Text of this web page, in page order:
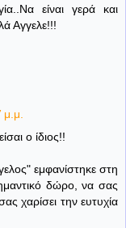
είναι γερά και
Αγγελε!!!
ο ίδιος!!
εμφανίστηκε στη
δώρο, να σας
χαρίσει την ευτυχία